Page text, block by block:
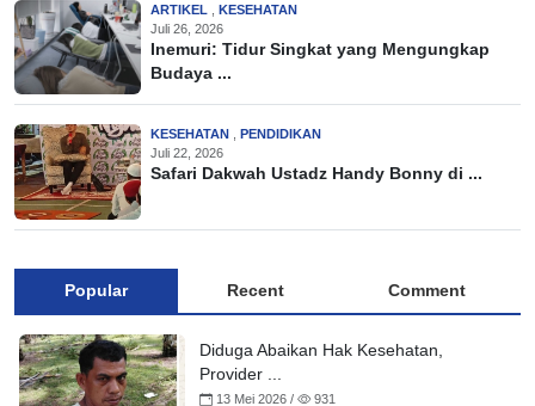
ARTIKEL
KESEHATAN
Juli 26, 2026
Inemuri: Tidur Singkat yang Mengungkap
Budaya ...
KESEHATAN
PENDIDIKAN
Juli 22, 2026
Safari Dakwah Ustadz Handy Bonny di ...
Popular Recent Comment
Diduga Abaikan Hak Kesehatan,
Provider ...
13 Mei 2026 / 931